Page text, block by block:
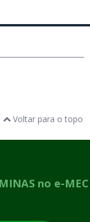
Voltar para o topo
no e-MEC